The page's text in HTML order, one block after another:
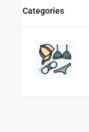
Categories